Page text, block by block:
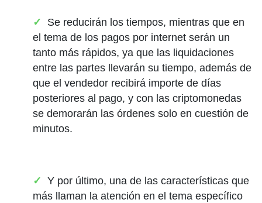
Se reducirán los tiempos, mientras que en
el tema de los pagos por internet serán un
tanto más rápidos, ya que las liquidaciones
entre las partes llevarán su tiempo, además de
que el vendedor recibirá importe de días
posteriores al pago, y con las criptomonedas
se demorarán las órdenes solo en cuestión de
minutos.
Y por último, una de las características que
más llaman la atención en el tema específico